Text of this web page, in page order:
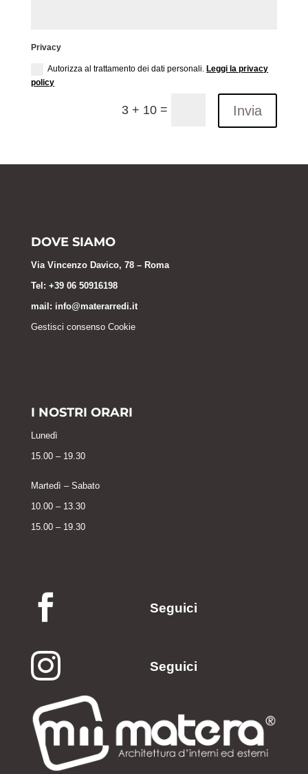
Privacy
Autorizza al trattamento dei dati personali. Leggi la privacy
policy
3 + 10 = Invia
DOVE SIAMO
Via Vincenzo Davico, 78 – Roma
Tel: +39 06 50916198
mail: info@materarredi.it
Gestisci consenso Cookie
I NOSTRI ORARI
Lunedì
15.00 – 19.30
Martedì – Sabato
10.00 – 13.30
15.00 – 19.30
 Seguici
 Seguici